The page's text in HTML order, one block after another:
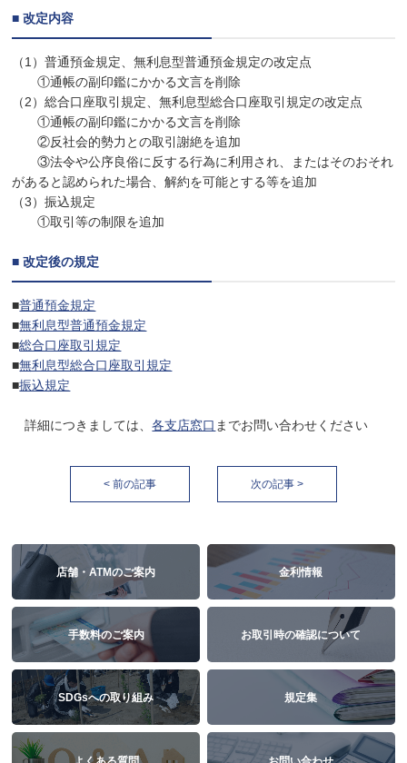
■ 改定内容
（1）普通預金規定、無利息型普通預金規定の改定点
①通帳の副印鑑にかかる文言を削除
（2）総合口座取引規定、無利息型総合口座取引規定の改定点
①通帳の副印鑑にかかる文言を削除
②反社会的勢力との取引謝絶を追加
③法令や公序良俗に反する行為に利用され、またはそのおそれ
があると認められた場合、解約を可能とする等を追加
（3）振込規定
①取引等の制限を追加
■ 改定後の規定
■普通預金規定
■無利息型普通預金規定
■総合口座取引規定
■無利息型総合口座取引規定
■振込規定
詳細につきましては、各支店窓口 までお問い合わせください
< 前の記事 次の記事 >
店舗・ATMのご案内 金利情報
手数料のご案内 お取引時の確認について
SDGsへの取り組み 規定集